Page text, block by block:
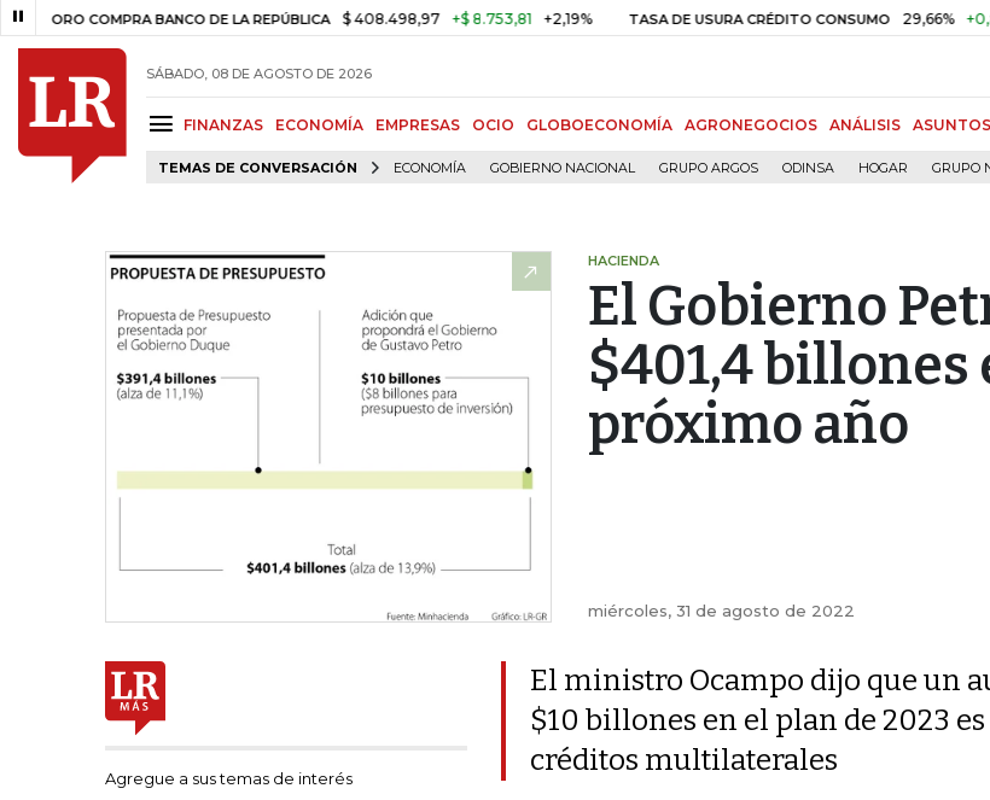
ORO COMPRA BANCO DE LA REPÚBLICA $ 408.498,97 +$ 8.753,81 +2,19% TASA DE USURA CRÉDITO CONSUMO 29,66% +0,87%
SÁBADO, 08 DE AGOSTO DE 2026
FINANZAS ECONOMÍA EMPRESAS OCIO GLOBOECONOMÍA AGRONEGOCIOS ANÁLISIS
TEMAS DE CONVERSACIÓN ECONOMÍA GOBIERNO NACIONAL GRUPO ARGOS ODINSA HOGAR GRUPO
HACIENDA
El Gobierno
$401,4
próximo año
miércoles, 31 de agosto de 2022
Agregue a sus temas de interés
El ministro Ocampo dijo que un
$10 billones en el plan de 2023
créditos multilaterales